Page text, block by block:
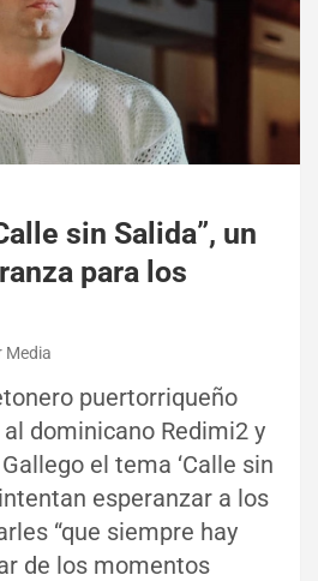
sin Salida”, un
para los
Media
puertorriqueño
dominicano Redimi2 y
el tema ‘Calle sin
esperanzar a los
“que siempre hay
de los momentos